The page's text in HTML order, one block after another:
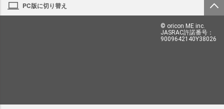
PC版に切り替え
© oricon ME inc.
JASRAC許諾番号：
9009642140Y38026